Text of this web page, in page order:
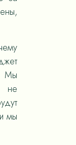
Мы
не
мы